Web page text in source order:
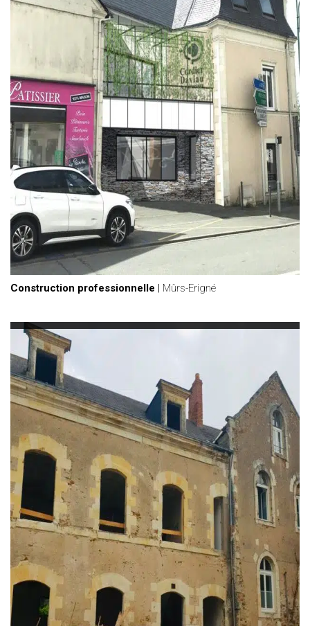
Construction professionnelle | Mûrs-Erigné